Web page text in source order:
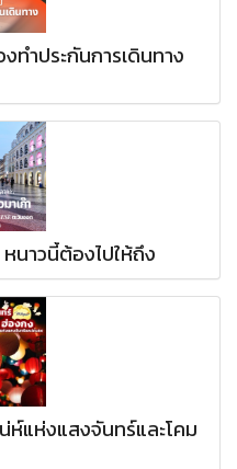
ทำประกันการเดินทาง
นาวนี้ต้องไปให้ถึง
ห์แห่งแสงจันทร์และโคม